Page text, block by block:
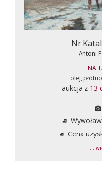
Nr
Antoni
NA
olej,
aukcja z 13
Cena
...